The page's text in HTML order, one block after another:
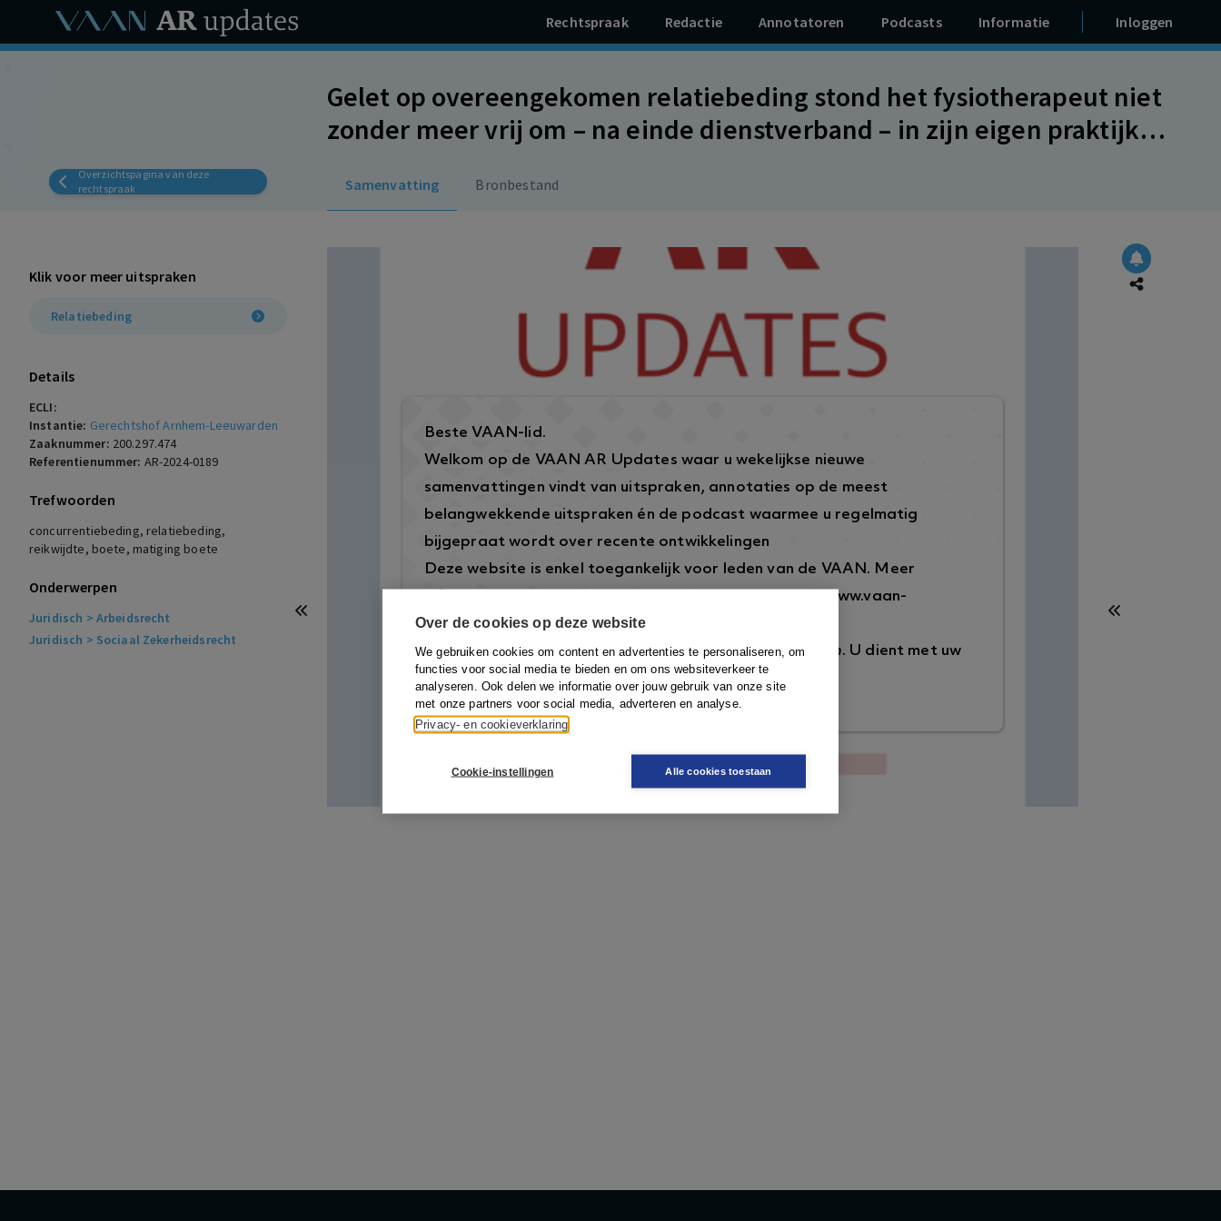
Over de cookies op deze website
We gebruiken cookies om content en advertenties te personaliseren, om
functies voor social media te bieden en om ons websiteverkeer te
analyseren. Ook delen we informatie over jouw gebruik van onze site
met onze partners voor social media, adverteren en analyse.
Privacy- en cookieverklaring
Cookie-instellingen Alle cookies toestaan
Rechtspraak Redactie Annotatoren Podcasts Informatie Inloggen
Overzichtspagina van deze
rechtspraak
Gelet op overeengekomen relatiebeding stond het fysiotherapeut niet
zonder meer vrij om – na einde dienstverband – in zijn eigen praktijk
werkgever (gematigde) contractuele boete van € 60.000 verschuldigd.
Samenvatting Bronbestand
Klik voor meer uitspraken
Relatiebeding
Details
ECLI:
Instantie: Gerechtshof Arnhem-Leeuwarden
Zaaknummer: 200.297.474
Referentienummer: AR-2024-0189
Trefwoorden
concurrentiebeding, relatiebeding,
reikwijdte, boete, matiging boete
Onderwerpen
Juridisch > Arbeidsrecht
Juridisch > Sociaal Zekerheidsrecht
Beste VAAN-lid.
Welkom op de VAAN AR Updates waar u wekelijkse nieuwe
samenvattingen vindt van uitspraken, annotaties op de meest
belangwekkende uitspraken én de podcast waarmee u regelmatig
bijgepraat wordt over recente ontwikkelingen
Deze website is enkel toegankelijk voor leden van de VAAN. Meer
https://www.vaan-
arbeidsrecht.nl/.
Om in te loggen klikt u rechtsboven op de knopInloggen. U dient met uw
VAAN-account in te loggen om toegang te krijgen.